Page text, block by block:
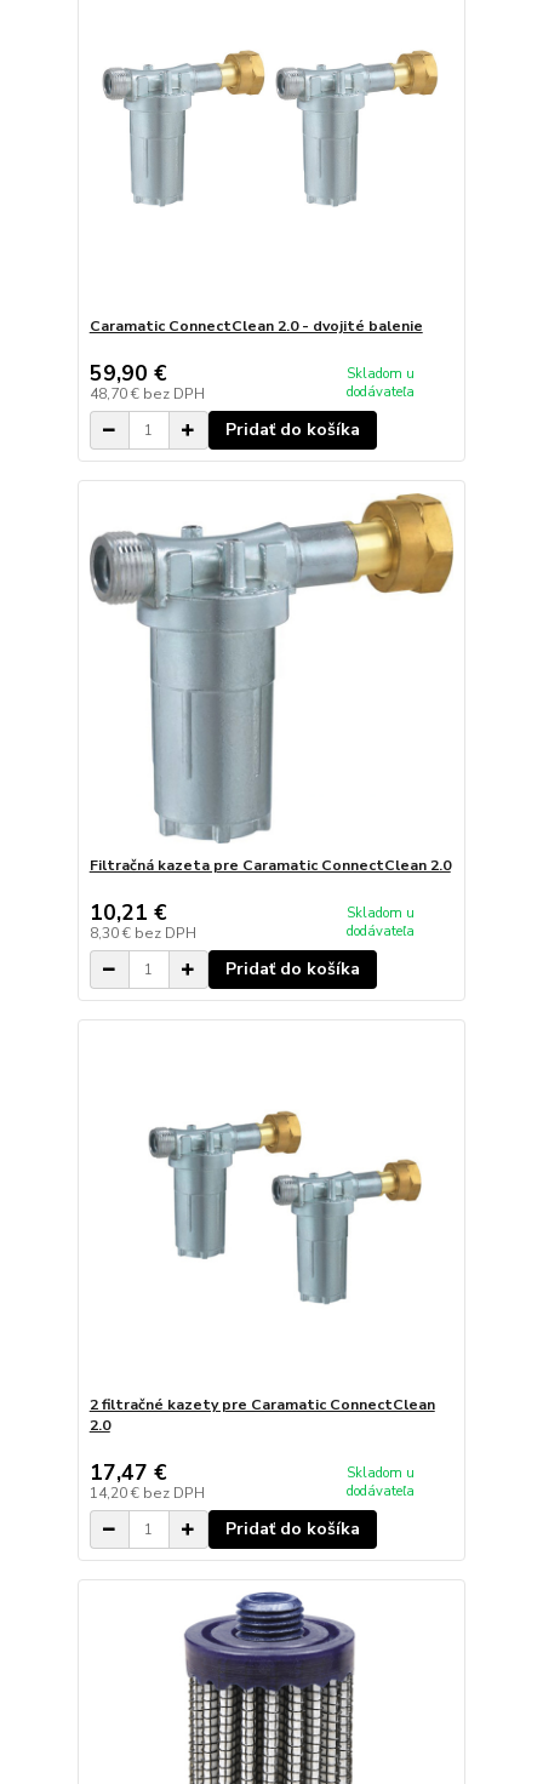
Caramatic ConnectClean 2.0 - dvojité balenie
59,90 €
48,70 € bez DPH
Skladom u
dodávateľa
Pridať do košíka
Filtračná kazeta pre Caramatic ConnectClean 2.0
10,21 €
8,30 € bez DPH
Skladom u
dodávateľa
Pridať do košíka
2 filtračné kazety pre Caramatic ConnectClean
2.0
17,47 €
14,20 € bez DPH
Skladom u
dodávateľa
Pridať do košíka